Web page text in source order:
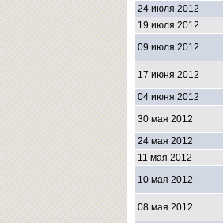
24 июля 2012
19 июля 2012
09 июля 2012
17 июня 2012
04 июня 2012
30 мая 2012
24 мая 2012
11 мая 2012
10 мая 2012
08 мая 2012